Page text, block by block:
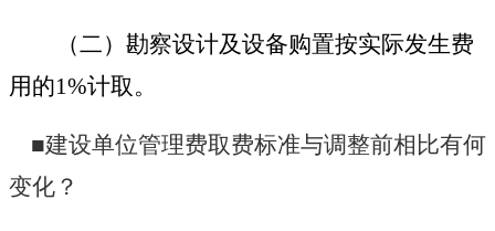
（二）勘察设计及设备购置按实际发生费
用的1%计取。
■建设单位管理费取费标准与调整前相比有何
变化？